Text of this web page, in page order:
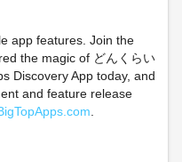
app features. Join the
the magic of どんくらい
Discovery App today, and
and feature release